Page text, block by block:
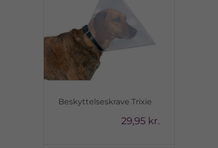
Beskyttelseskrave Trixie
29,95 kr.